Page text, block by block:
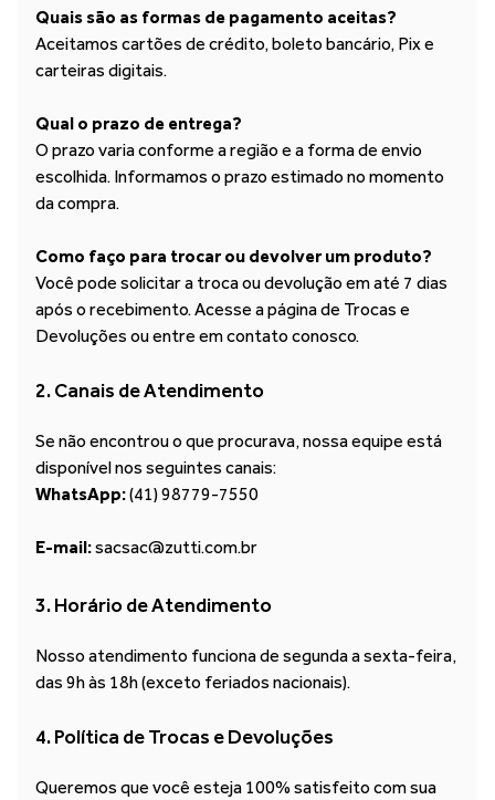
Quais são as formas de pagamento aceitas?
Aceitamos cartões de crédito, boleto bancário, Pix e
carteiras digitais.
Qual o prazo de entrega?
O prazo varia conforme a região e a forma de envio
escolhida. Informamos o prazo estimado no momento
da compra.
Como faço para trocar ou devolver um produto?
Você pode solicitar a troca ou devolução em até 7 dias
após o recebimento. Acesse a página de Trocas e
Devoluções ou entre em contato conosco.
2. Canais de Atendimento
Se não encontrou o que procurava, nossa equipe está
disponível nos seguintes canais:
WhatsApp:(41) 98779-7550
E-mail:sacsac@zutti.com.br
3. Horário de Atendimento
Nosso atendimento funciona de segunda a sexta-feira,
das 9h às 18h (exceto feriados nacionais).
4. Política de Trocas e Devoluções
Queremos que você esteja 100% satisfeito com sua